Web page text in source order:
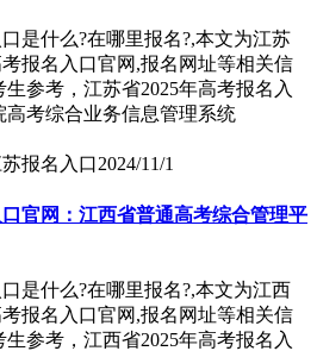
是什么?在哪里报名?,本文为江苏
报名入口官网,报名网址等相关信
参考，江苏省2025年高考报名入
考综合业务信息管理系统
苏报名入口2024/11/1
官网：江西省普通高考综合管理平
是什么?在哪里报名?,本文为江西
报名入口官网,报名网址等相关信
参考，江西省2025年高考报名入